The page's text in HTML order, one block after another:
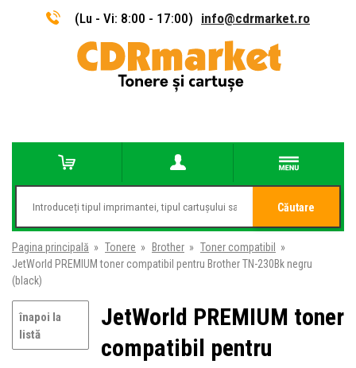
(Lu - Vi: 8:00 - 17:00) info@cdrmarket.ro
Căutare
Pagina principală » Tonere » Brother » Toner compatibil
»
JetWorld PREMIUM toner compatibil pentru Brother TN-230Bk negru
(black)
înapoi la
listă
JetWorld PREMIUM toner
compatibil pentru